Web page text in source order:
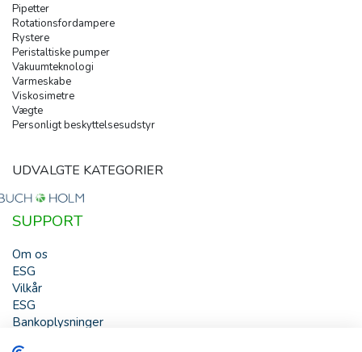
Pipetter
Rotationsfordampere
Rystere
Peristaltiske pumper
Vakuumteknologi
Varmeskabe
Viskosimetre
Vægte
Personligt beskyttelsesudstyr
UDVALGTE KATEGORIER
SUPPORT
Om os
ESG
Vilkår
ESG
Bankoplysninger